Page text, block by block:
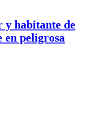
y habitante de
en peligrosa